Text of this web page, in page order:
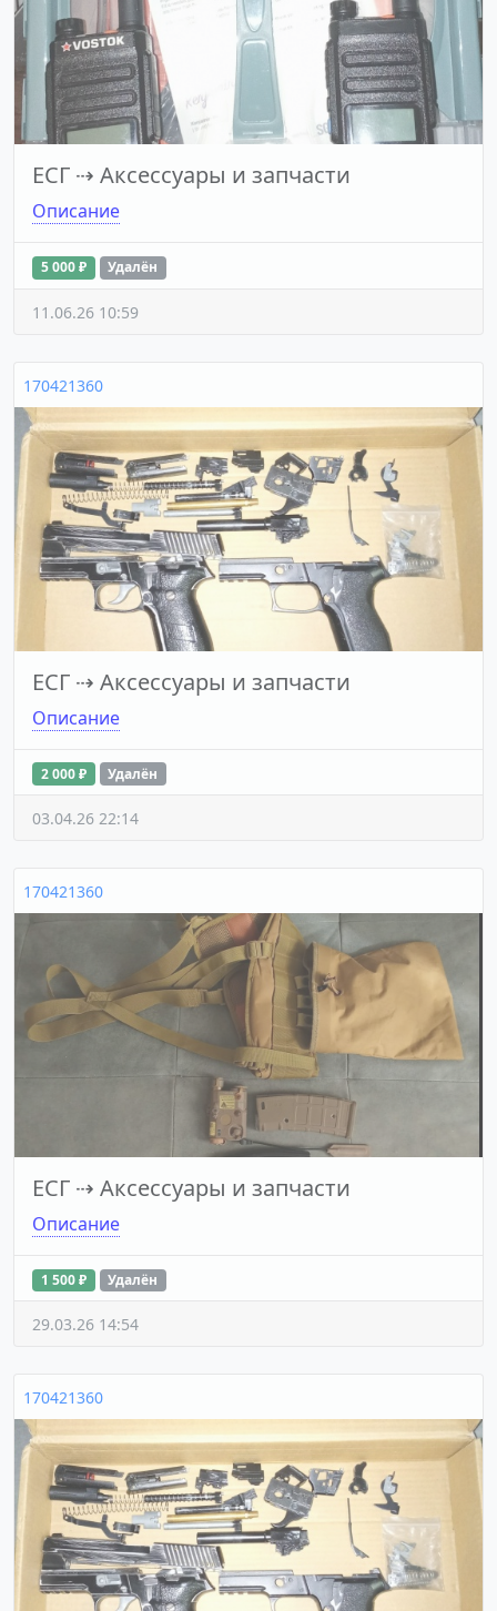
ЕСГ ⇢ Аксессуары и запчасти
Описание
5 000 ₽ Удалён
11.06.26 10:59
170421360
ЕСГ ⇢ Аксессуары и запчасти
Описание
2 000 ₽ Удалён
03.04.26 22:14
170421360
ЕСГ ⇢ Аксессуары и запчасти
Описание
1 500 ₽ Удалён
29.03.26 14:54
170421360